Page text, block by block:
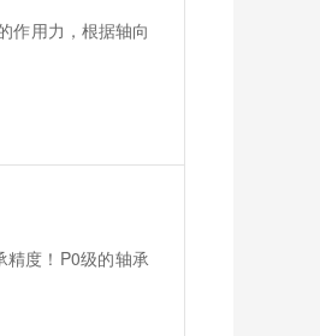
作用力，根据轴向
精度！P0级的轴承